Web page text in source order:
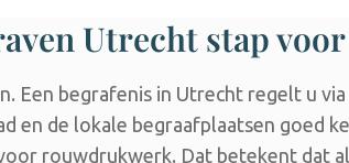
Utrecht stap
Een begrafenis in Utrecht regelt u
en de lokale begraafplaatsen goed
rouwdrukwerk. Dat betekent dat